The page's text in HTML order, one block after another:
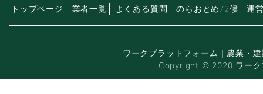
トップページ 業者一覧 よくある質問 のらおとめ72候 運
ワークプラットフォーム｜農業・
Copyright © 2020 ワーク